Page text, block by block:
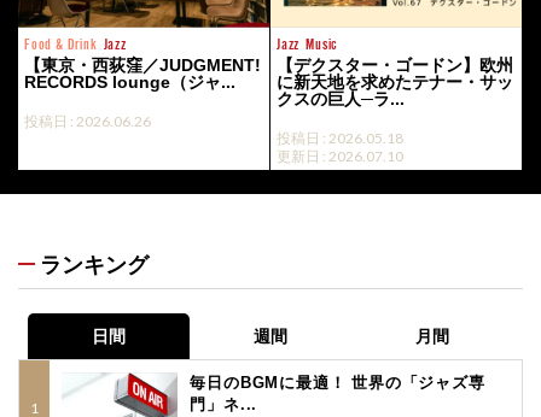
Food & Drink Jazz
【東京・西荻窪／JUDGMENT!
RECORDS lounge（ジャ...
投稿日 : 2026.06.26
Jazz Music
【デクスター・ゴードン】欧州
に新天地を求めたテナー・サッ
クスの巨人─ラ...
投稿日 : 2026.05.18
更新日 : 2026.07.10
ランキング
日間 週間 月間
毎日のBGMに最適！ 世界の「ジャズ専
門」ネ...